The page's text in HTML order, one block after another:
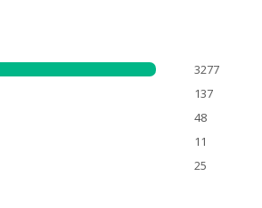
3277
137
48
11
25